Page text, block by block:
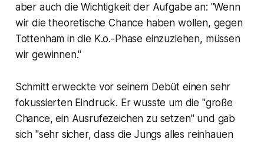
aber auch die Wichtigkeit der Aufgabe an: "Wenn
wir die theoretische Chance haben wollen, gegen
Tottenham in die K.o.-Phase einzuziehen, müssen
wir gewinnen."
Schmitt erweckte vor seinem Debüt einen sehr
fokussierten Eindruck. Er wusste um die "große
Chance, ein Ausrufezeichen zu setzen" und gab
sich "sehr sicher, dass die Jungs alles reinhauen